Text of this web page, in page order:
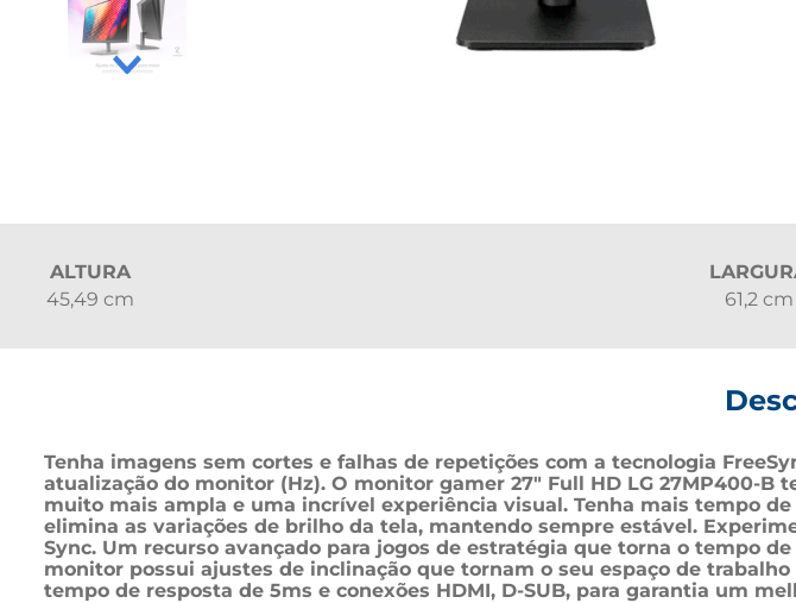
ALTURA
45,49 cm
61,2 cm
Tenha imagens sem cortes e falhas de repetições com a tecnologia
atualização do monitor (Hz). O monitor gamer 27" Full HD LG 27MP400-
muito mais ampla e uma incrível experiência visual. Tenha mais tempo
elimina as variações de brilho da tela, mantendo sempre estável.
Sync. Um recurso avançado para jogos de estratégia que torna o tempo
monitor possui ajustes de inclinação que tornam o seu espaço de
tempo de resposta de 5ms e conexões HDMI, D-SUB, para garantia um